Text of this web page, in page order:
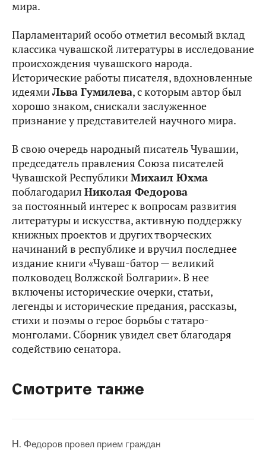
мира.
Парламентарий особо отметил весомый вклад
классика чувашской литературы в исследование
происхождения чувашского народа.
Исторические работы писателя, вдохновленные
идеямиЛьва Гумилева, с которым автор был
хорошо знаком, снискали заслуженное
признание у представителей научного мира.
В свою очередь народный писатель Чувашии,
председатель правления Союза писателей
Чувашской РеспубликиМихаил Юхма
поблагодарил Николая Федорова
за постоянный интерес к вопросам развития
литературы и искусства, активную поддержку
книжных проектов и других творческих
начинаний в республике и вручил последнее
издание книги «Чуваш-батор — великий
полководец Волжской Болгарии». В нее
включены исторические очерки, статьи,
легенды и исторические предания, рассказы,
стихи и поэмы о герое борьбы с татаро-
монголами. Сборник увидел свет благодаря
содействию сенатора.
Смотрите также
Н. Федоров провел прием граждан